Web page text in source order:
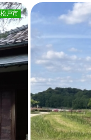
松戸市